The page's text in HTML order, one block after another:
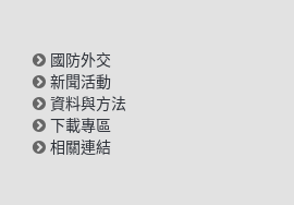
國防外交
新聞活動
資料與方法
下載專區
相關連結